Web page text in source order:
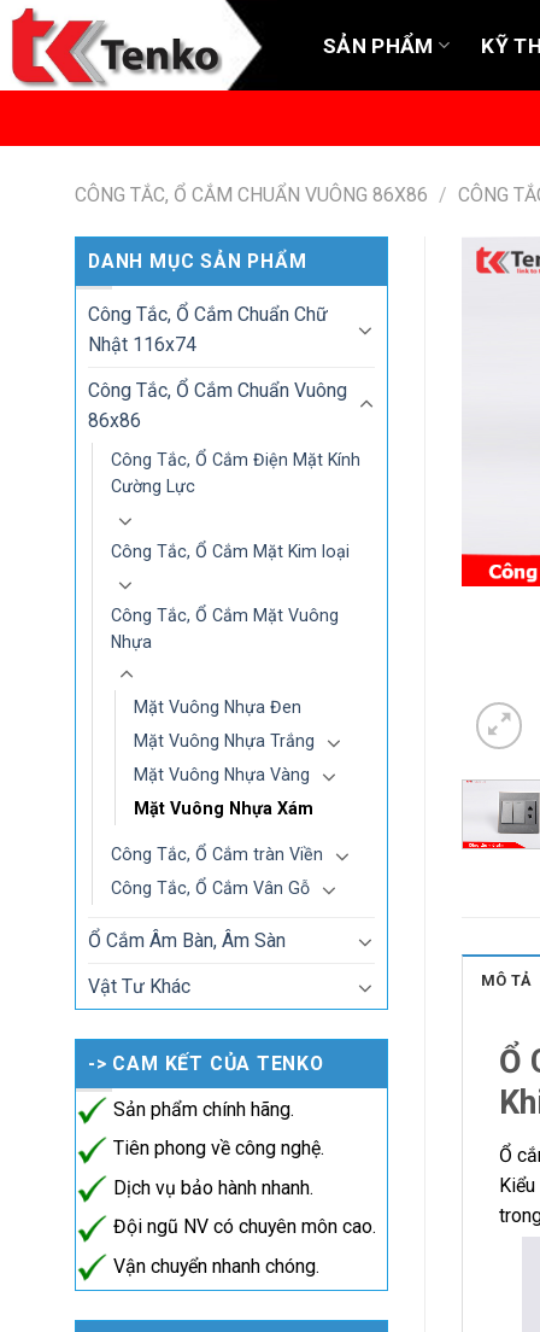
Skip
content
SẢN PHẨM KỸ
CÔNG TẮC, Ổ CẮM CHUẨN VUÔNG 86X86 / CÔNG
DANH MỤC SẢN PHẨM
Công Tắc, Ổ Cắm Chuẩn Chữ
Nhật 116x74
Công Tắc, Ổ Cắm Chuẩn Vuông
86x86
Công Tắc, Ổ Cắm Điện Mặt Kính
Cường Lực
Công Tắc, Ổ Cắm Mặt Kim loại
Công Tắc, Ổ Cắm Mặt Vuông
Nhựa
Mặt Vuông Nhựa Đen
Mặt Vuông Nhựa Trắng
Mặt Vuông Nhựa Vàng
Mặt Vuông Nhựa Xám
Công Tắc, Ổ Cắm tràn Viền
Công Tắc, Ổ Cắm Vân Gỗ
Ổ Cắm Âm Bàn, Âm Sàn
Vật Tư Khác
-> CAM KẾT CỦA TENKO
Sản phẩm chính hãng.
Tiên phong về công nghệ.
Dịch vụ bảo hành nhanh.
Đội ngũ NV có chuyên môn cao.
Vận chuyển nhanh chóng.
MÔ TẢ
Ổ
Ổ